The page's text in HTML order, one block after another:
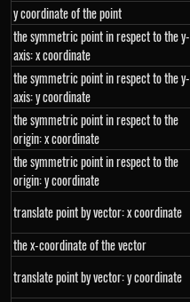
y coordinate of the point
the symmetric point in respect to the y-
axis: x coordinate
the symmetric point in respect to the y-
axis: y coordinate
the symmetric point in respect to the
origin: x coordinate
the symmetric point in respect to the
origin: y coordinate
translate point by vector: x coordinate
the x-coordinate of the vector
translate point by vector: y coordinate